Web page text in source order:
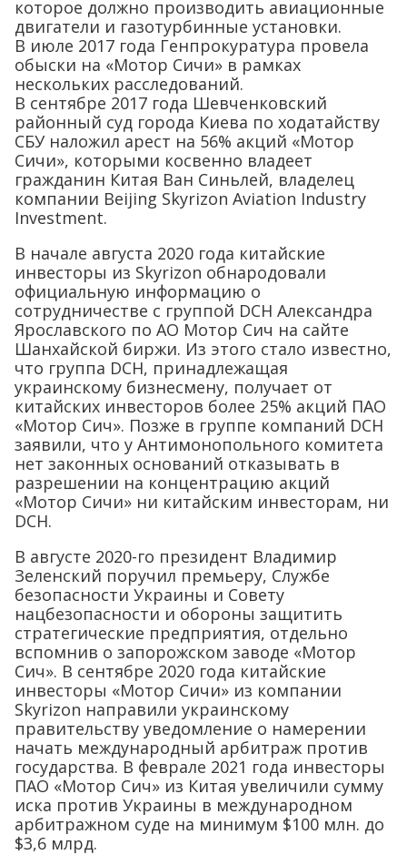
которое должно производить авиационные
двигатели и газотурбинные установки.
В июле 2017 года Генпрокуратура провела
обыски на «Мотор Сичи» в рамках
нескольких расследований.
В сентябре 2017 года Шевченковский
районный суд города Киева по ходатайству
СБУ наложил арест на 56% акций «Мотор
Сичи», которыми косвенно владеет
гражданин Китая Ван Синьлей, владелец
компании Beijing Skyrizon Aviation Industry
Investment.
В начале августа 2020 года китайские
инвесторы из Skyrizon обнародовали
официальную информацию о
сотрудничестве с группой DCH Александра
Ярославского по АО Мотор Сич на сайте
Шанхайской биржи. Из этого стало известно,
что группа DCH, принадлежащая
украинскому бизнесмену, получает от
китайских инвесторов более 25% акций ПАО
«Мотор Сич». Позже в группе компаний DCH
заявили, что у Антимонопольного комитета
нет законных оснований отказывать в
разрешении на концентрацию акций
«Мотор Сичи» ни китайским инвесторам, ни
DCH.
В августе 2020-го президент Владимир
Зеленский поручил премьеру, Службе
безопасности Украины и Совету
нацбезопасности и обороны защитить
стратегические предприятия, отдельно
вспомнив о запорожском заводе «Мотор
Сич». В сентябре 2020 года китайские
инвесторы «Мотор Сичи» из компании
Skyrizon направили украинскому
правительству уведомление о намерении
начать международный арбитраж против
государства. В феврале 2021 года инвесторы
ПАО «Мотор Сич» из Китая увеличили сумму
иска против Украины в международном
арбитражном суде на минимум $100 млн. до
$3,6 млрд.